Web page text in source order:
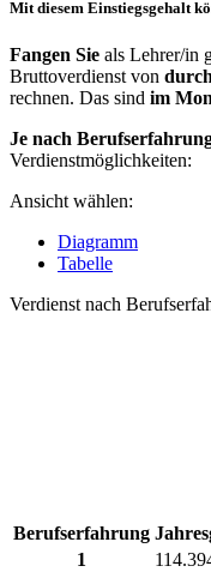
Mit diesem Einstiegsgehalt
Fangen Sie als Lehrer/in
Bruttoverdienst von
rechnen. Das sind im
Je nach
Verdienstmöglichkeiten:
Ansicht wählen:
Diagramm
Tabelle
Verdienst nach
Berufserfahrung
1